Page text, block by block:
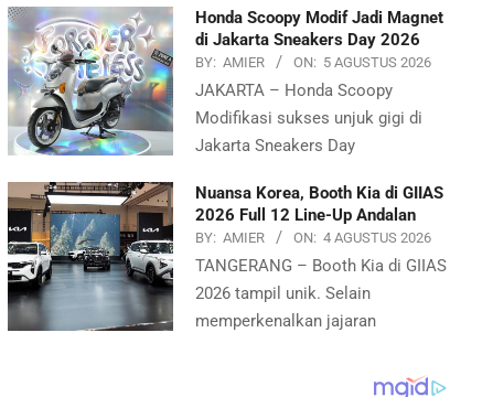
Honda Scoopy Modif Jadi Magnet
di Jakarta Sneakers Day 2026
BY: AMIER ON: 5 AGUSTUS 2026
JAKARTA – Honda Scoopy
Modifikasi sukses unjuk gigi di
Jakarta Sneakers Day
Nuansa Korea, Booth Kia di GIIAS
2026 Full 12 Line-Up Andalan
BY: AMIER ON: 4 AGUSTUS 2026
TANGERANG – Booth Kia di GIIAS
2026 tampil unik. Selain
memperkenalkan jajaran